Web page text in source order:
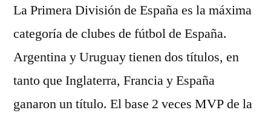
La Primera División de España es la máxima
categoría de clubes de fútbol de España.
Argentina y Uruguay tienen dos títulos, en
tanto que Inglaterra, Francia y España
ganaron un título. El base 2 veces MVP de la